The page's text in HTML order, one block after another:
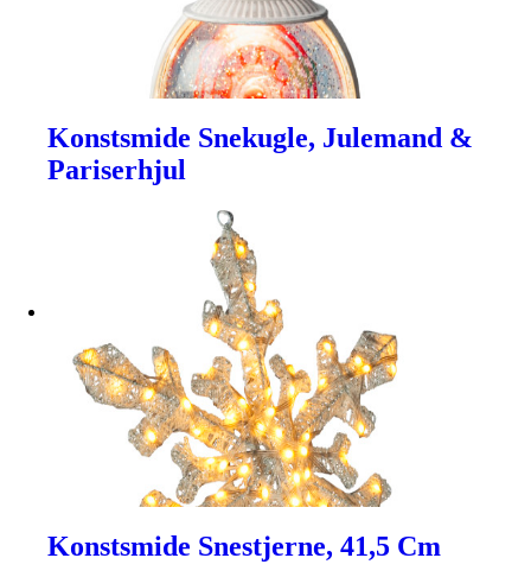
Konstsmide Snekugle, Julemand &
Pariserhjul
Konstsmide Snestjerne, 41,5 Cm